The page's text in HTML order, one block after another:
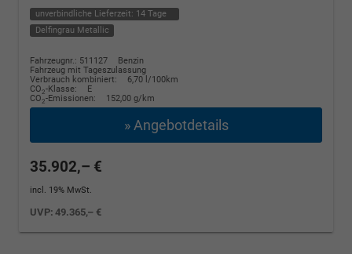
unverbindliche Lieferzeit: 14 Tage
Delfingrau Metallic
Fahrzeugnr.: 511127
Benzin
Fahrzeug mit Tageszulassung
Verbrauch kombiniert:
6,70 l/100km
CO2-Klasse:
E
CO2-Emissionen: 152,00 g/km
» Angebotdetails
35.902,– €
incl. 19% MwSt.
UVP:49.365,– €